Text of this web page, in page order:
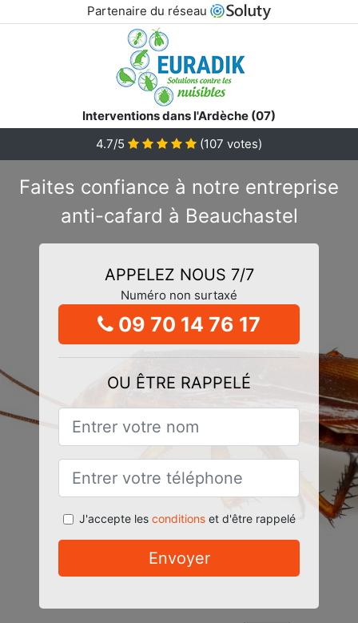
Partenaire du réseau
Interventions dans l'Ardèche (07)
4.7/5
(107 votes)
Faites confiance à notre entreprise
anti-cafard à Beauchastel
APPELEZ NOUS 7/7
Numéro non surtaxé
09 70 14 76 17
OU ÊTRE RAPPELÉ
J'accepte les conditionset d'être rappelé
Envoyer